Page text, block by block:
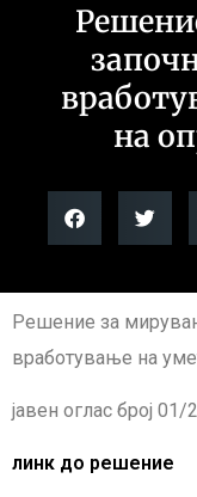
на
Решение за
вработување на
јавен оглас број 01/
линк до решение